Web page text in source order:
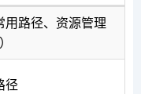
用路径、资源管理
径